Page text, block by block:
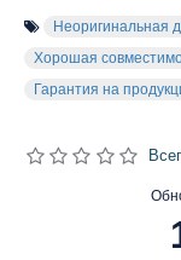
Неоригинальная
Хорошая
Гарантия на